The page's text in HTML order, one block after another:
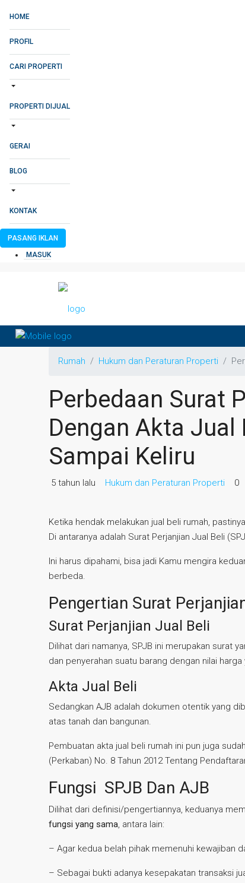
HOME
PROFIL
CARI PROPERTI
PROPERTI DIJUAL
GERAI
BLOG
KONTAK
PASANG IKLAN
MASUK
Rumah Hukum dan Peraturan Properti
Perbedaan Surat
Dengan Akta
Sampai Keliru
5 tahun lalu Hukum dan Peraturan Properti 0
Ketika hendak melakukan jual beli rumah,
Di antaranya adalah Surat Perjanjian Jual Beli
Ini harus dipahami, bisa jadi Kamu mengira
berbeda.
Pengertian Surat
Surat Perjanjian Jual Beli
Dilihat dari namanya, SPJB ini merupakan surat
dan penyerahan suatu barang dengan nilai
Akta Jual Beli
Sedangkan AJB adalah dokumen otentik yang
atas tanah dan bangunan.
Pembuatan akta jual beli rumah ini pun juga
(Perkaban) No. 8 Tahun 2012 Tentang
Fungsi SPJB Dan AJB
Dilihat dari definisi/pengertiannya, keduanya
fungsi yang sama, antara lain:
– Agar kedua belah pihak memenuhi kewajiban
– Sebagai bukti adanya kesepakatan transaksi